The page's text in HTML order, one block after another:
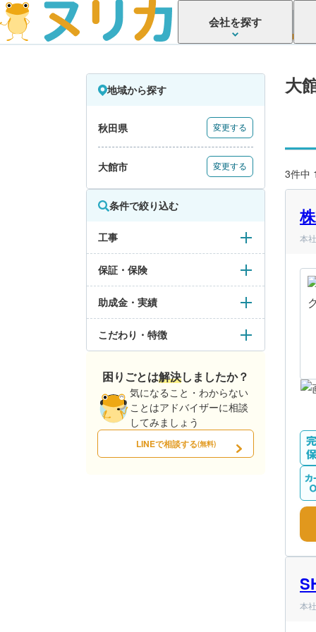
会社を探す
地域から探す
秋田県 変更する
大館市 変更する
条件で絞り込む
工事
保証・保険
助成金・実績
こだわり・特徴
困りごとは解決しましたか？
気になること・わからない
ことはアドバイザーに相談
してみましょう
LINEで相談する(無料)
大
3件中
本
本